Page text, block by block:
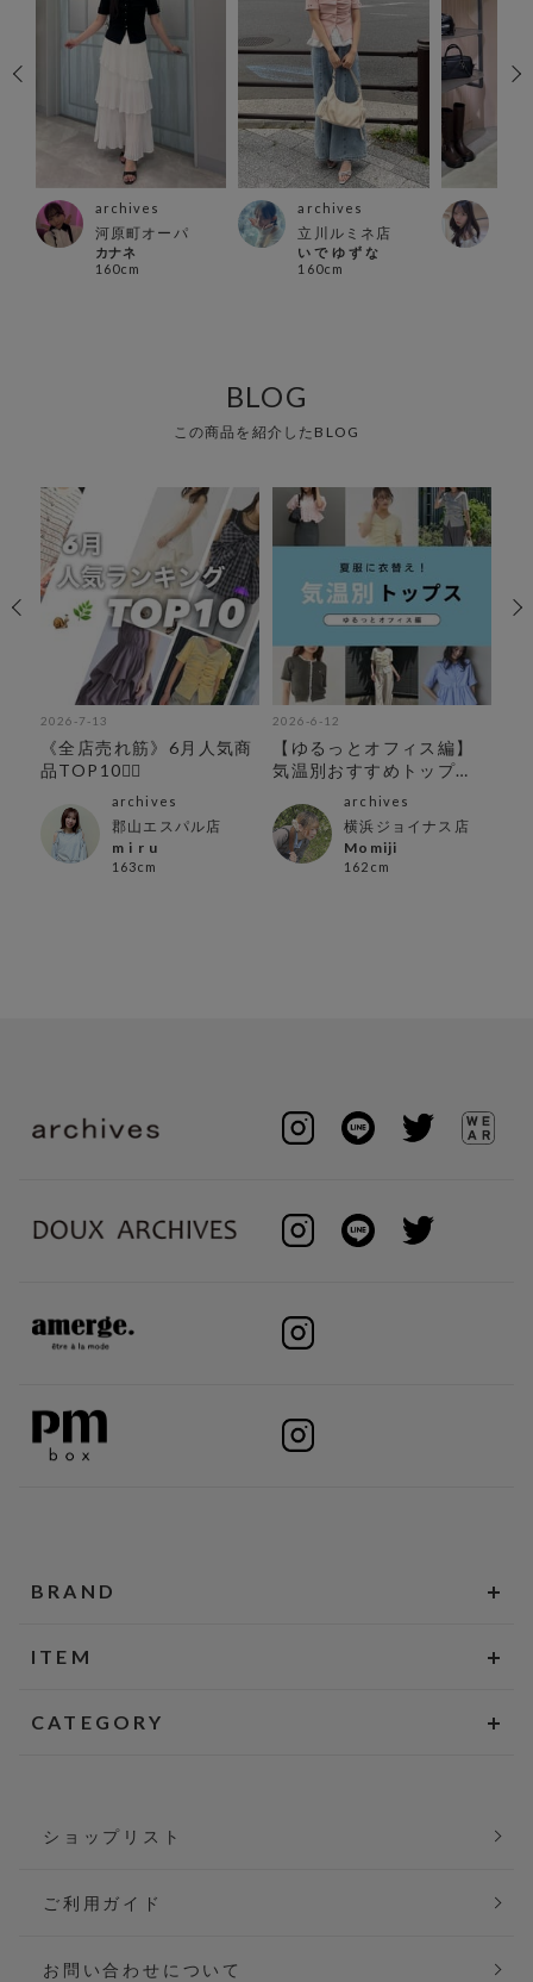
archives
河原町オーパ
カナネ
160cm
archives
立川ルミネ店
い で ゆ ず な
160cm
BLOG
この商品を紹介したBLOG
2026-7-13
《全店売れ筋》6月人気商
品TOP10🧚‍♂️
archives
郡山エスパル店
m i r u
163cm
2026-6-12
【ゆるっとオフィス編】
気温別おすすめトップ
archives
横浜ジョイナス店
Momiji
162cm
BRAND
ITEM
CATEGORY
ショップリスト
ご利用ガイド
お問い合わせについて